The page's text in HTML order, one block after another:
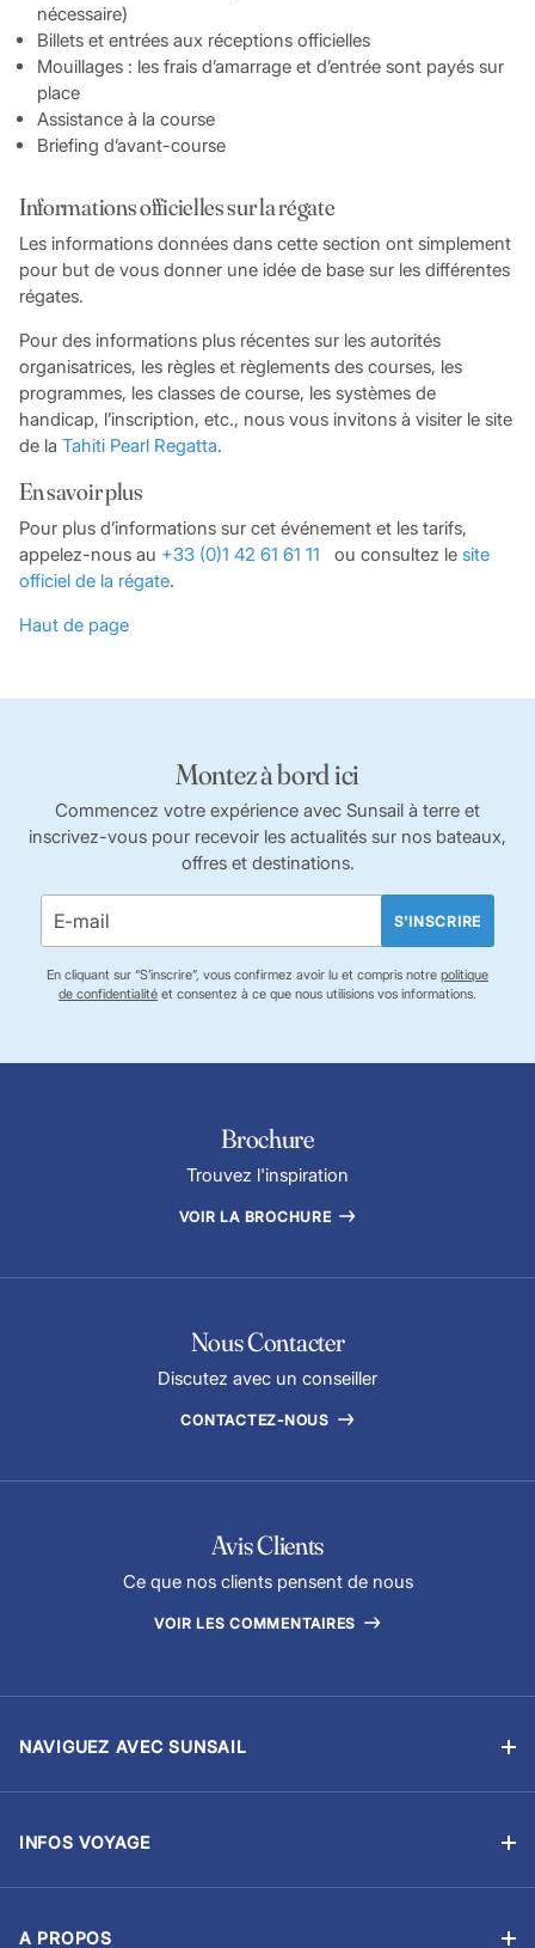
nécessaire)
Billets et entrées aux réceptions officielles
Mouillages : les frais d’amarrage et d’entrée sont payés sur
place
Assistance à la course
Briefing d’avant-course
Informations officielles sur la régate
Les informations données dans cette section ont simplement
pour but de vous donner une idée de base sur les différentes
régates.
Pour des informations plus récentes sur les autorités
organisatrices, les règles et règlements des courses, les
programmes, les classes de course, les systèmes de
handicap, l’inscription, etc., nous vous invitons à visiter le site
de la Tahiti Pearl Regatta.
En savoir plus
Pour plus d’informations sur cet événement et les tarifs,
appelez-nous au +33 (0)1 42 61 61 11 ou consultez le site
officiel de la régate.
Haut de page
Montez à bord ici
Commencez votre expérience avec Sunsail à terre et
inscrivez-vous pour recevoir les actualités sur nos bateaux,
offres et destinations.
S'INSCRIRE
En cliquant sur “S’inscrire”, vous confirmez avoir lu et compris notre politique
de confidentialité et consentez à ce que nous utilisions vos informations.
Brochure
Trouvez l'inspiration
VOIR LA BROCHURE
Nous Contacter
Discutez avec un conseiller
CONTACTEZ-NOUS
Avis Clients
Ce que nos clients pensent de nous
VOIR LES COMMENTAIRES
NAVIGUEZ AVEC SUNSAIL
Courses et régates
INFOS VOYAGE
A PROPOS